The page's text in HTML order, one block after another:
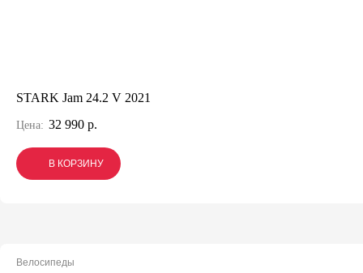
STARK Jam 24.2 V 2021
Цена: 32 990 р.
В КОРЗИНУ
В КОРЗИНУ
В КОРЗИНУ
Велосипеды